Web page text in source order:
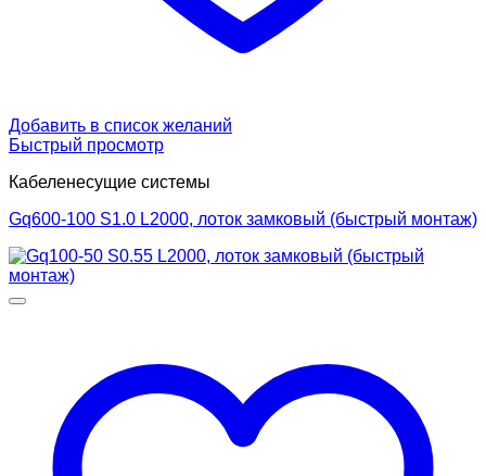
Добавить в список желаний
Быстрый просмотр
Кабеленесущие системы
Gq600-100 S1.0 L2000, лоток замковый (быстрый монтаж)